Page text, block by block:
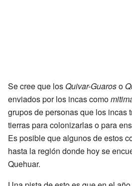
Se cree que los Quivar-Guaroso
enviados por los incas como
grupos de personas que los incas
tierras para colonizarlas o para
Es posible que algunos de estos
hasta la región donde hoy se
Quehuar.